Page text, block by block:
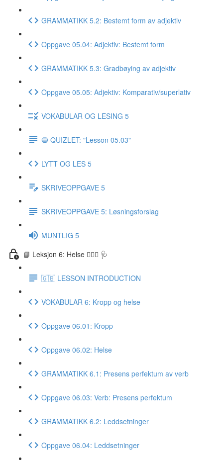
GRAMMATIKK 5.2: Bestemt form av adjektiv
Oppgave 05.04: Adjektiv: Bestemt form
GRAMMATIKK 5.3: Gradbøying av adjektiv
Oppgave 05.05: Adjektiv: Komparativ/superlativ
VOKABULAR OG LESING 5
🔵 QUIZLET: "Lesson 05.03"
LYTT OG LES 5
SKRIVEOPPGAVE 5
SKRIVEOPPGAVE 5: Løsningsforslag
MUNTLIG 5
📘 Leksjon 6: Helse 🏃🏻‍♀️ 🩺
🇬🇧 LESSON INTRODUCTION
VOKABULAR 6: Kropp og helse
Oppgave 06.01: Kropp
Oppgave 06.02: Helse
GRAMMATIKK 6.1: Presens perfektum av verb
Oppgave 06.03: Verb: Presens perfektum
GRAMMATIKK 6.2: Leddsetninger
Oppgave 06.04: Leddsetninger